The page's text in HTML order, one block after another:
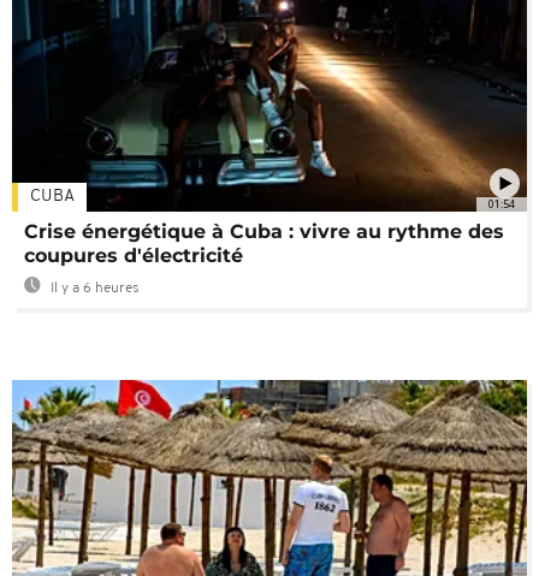
01:54
CUBA
Crise énergétique à Cuba : vivre au rythme des
coupures d'électricité
Il y a 6 heures